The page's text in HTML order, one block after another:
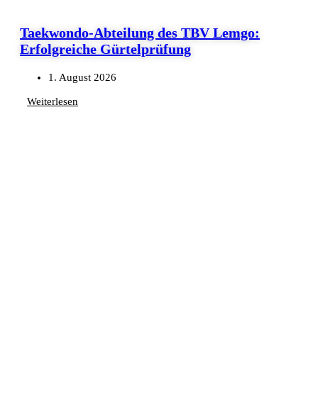
Taekwondo-Abteilung des TBV Lemgo:
Erfolgreiche Gürtelprüfung
1. August 2026
Weiterlesen